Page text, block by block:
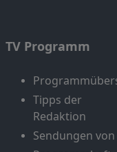
TV Programm
Tipps der
Redaktion
Sendungen von